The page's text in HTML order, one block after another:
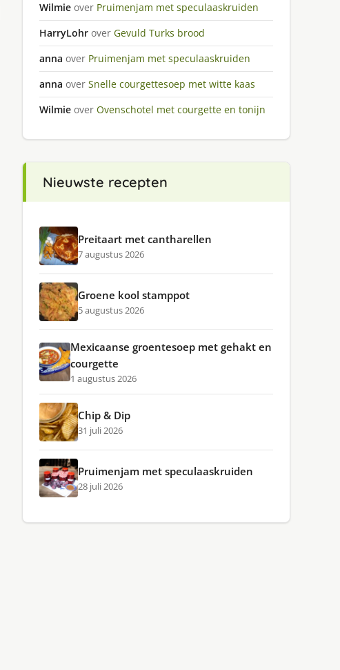
Wilmie over Pruimenjam met speculaaskruiden
HarryLohr over Gevuld Turks brood
anna over Pruimenjam met speculaaskruiden
anna over Snelle courgettesoep met witte kaas
Wilmie over Ovenschotel met courgette en tonijn
Nieuwste recepten
Preitaart met cantharellen
7 augustus 2026
Groene kool stamppot
5 augustus 2026
Mexicaanse groentesoep met gehakt en
courgette
1 augustus 2026
Chip & Dip
31 juli 2026
Pruimenjam met speculaaskruiden
28 juli 2026